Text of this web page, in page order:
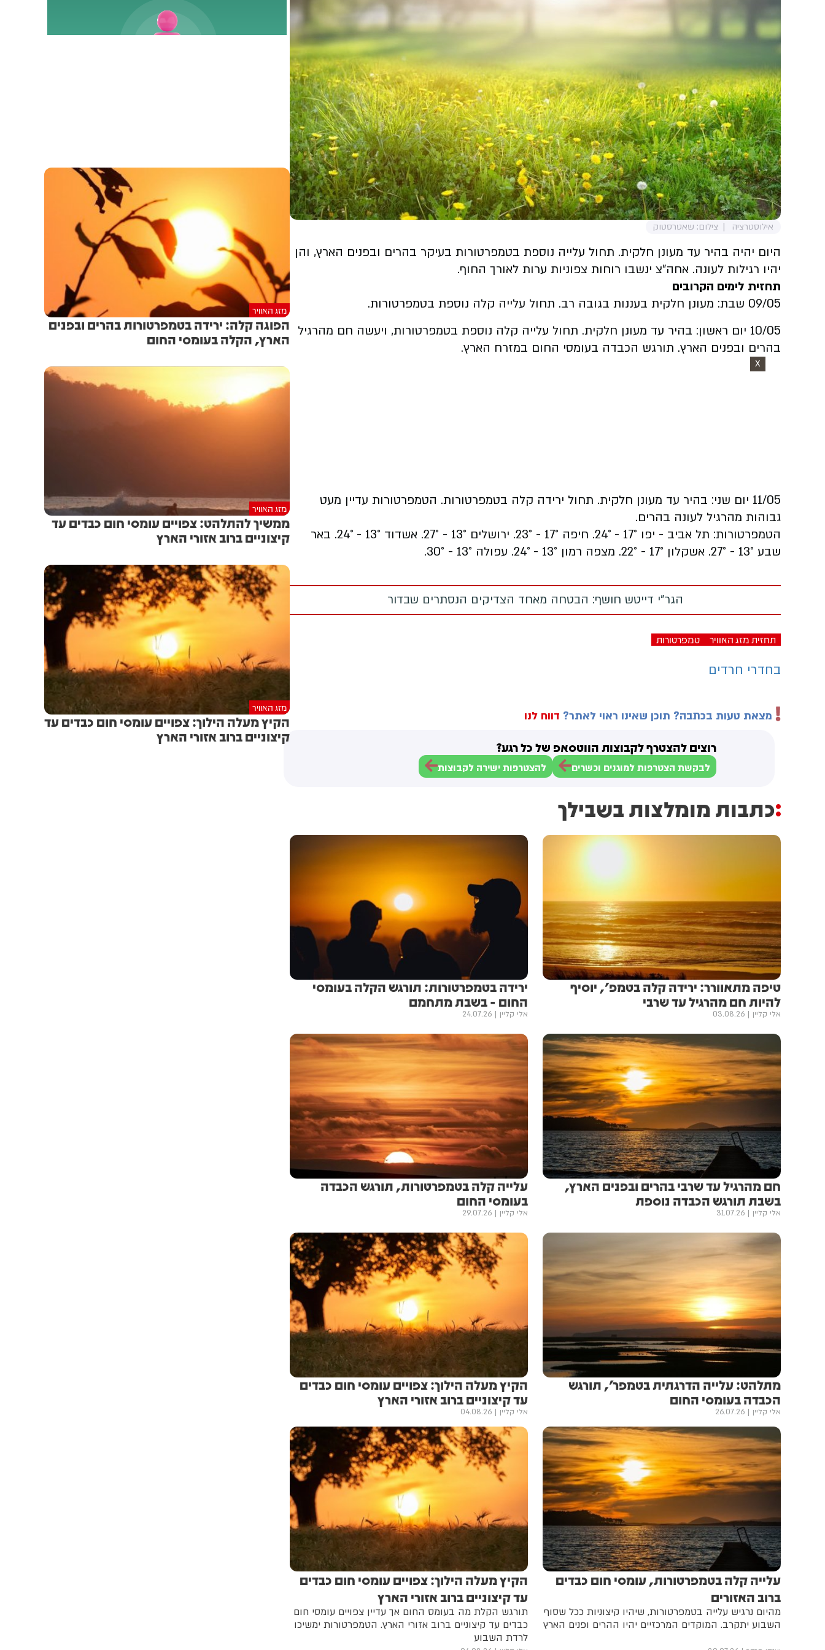
אילוסטרציה צילום: שאטרסטוק
היום יהיה בהיר עד מעונן חלקית. תחול עלייה נוספת בטמפרטורות בעיקר בהרים ובפנים הארץ, והן
יהיו רגילות לעונה. אחה"צ ינשבו רוחות צפוניות ערות לאורך החוף.
תחזית לימים הקרובים
09/05 שבת:
מעונן חלקית בעננות בגובה רב. תחול עלייה קלה נוספת בטמפרטורות.
10/05 יום ראשון: בהיר עד מעונן חלקית. תחול עלייה קלה נוספת בטמפרטורות, ויעשה חם מהרגיל
בהרים ובפנים הארץ. תורגש הכבדה בעומסי החום במזרח הארץ.
X
11/05 יום שני: בהיר עד מעונן חלקית. תחול ירידה קלה בטמפרטורות. הטמפרטורות עדיין מעט
גבוהות מהרגיל לעונה בהרים.
הטמפרטורות: תל אביב - יפו 17° - 24°.
חיפה 17° - 23°. ירושלים 13° - 27°. אשדוד 13° - 24°.
באר
שבע 13° - 27°.
אשקלון 17° - 22°. מצפה רמון 13° - 24°. עפולה 13° - 30°.
הגר"י דייטש חושף: הבטחה מאחד הצדיקים הנסתרים שבדור
תחזית מזג האוויר טמפרטורות
בחדרי חרדים
מצאת טעות בכתבה? תוכן שאינו ראוי לאתר? דווח לנו
רוצים להצטרף לקבוצות הווטסאפ של כל רגע?
לבקשת הצטרפות למוגנים וכשרים להצטרפות ישירה לקבוצות
כתבות מומלצות בשבילך
טיפה מתאוורר: ירידה קלה בטמפ', יוסיף
להיות חם מהרגיל עד שרבי
אלי קליין 03.08.26
ירידה בטמפרטורות: תורגש הקלה בעומסי
החום - בשבת מתחמם
אלי קליין 24.07.26
חם מהרגיל עד שרבי בהרים ובפנים הארץ,
בשבת תורגש הכבדה נוספת
אלי קליין 31.07.26
עלייה קלה בטמפרטורות, תורגש הכבדה
בעומסי החום
אלי קליין 29.07.26
מתלהט: עלייה הדרגתית בטמפר', תורגש
הכבדה בעומסי החום
אלי קליין 26.07.26
הקיץ מעלה הילוך: צפויים עומסי חום כבדים
עד קיצוניים ברוב אזורי הארץ
אלי קליין 04.08.26
עלייה קלה בטמפרטורות, עומסי חום כבדים
ברוב האזורים
מהיום נרגיש עלייה בטמפרטורות, שיהיו קיצוניות ככל שסוף
השבוע יתקרב. המוקדים המרכזיים יהיו ההרים ופנים הארץ
הקיץ מעלה הילוך: צפויים עומסי חום כבדים
עד קיצוניים ברוב אזורי הארץ
תורגש הקלת מה בעומס החום אך עדיין צפויים עומסי חום
כבדים עד קיצוניים ברוב אזורי הארץ. הטמפרטורות ימשיכו
לרדת השבוע
מזג האוויר
הפוגה קלה: ירידה בטמפרטורות בהרים ובפנים
הארץ, הקלה בעומסי החום
מזג האוויר
ממשיך להתלהט: צפויים עומסי חום כבדים עד
קיצוניים ברוב אזורי הארץ
מזג האוויר
הקיץ מעלה הילוך: צפויים עומסי חום כבדים עד
קיצוניים ברוב אזורי הארץ